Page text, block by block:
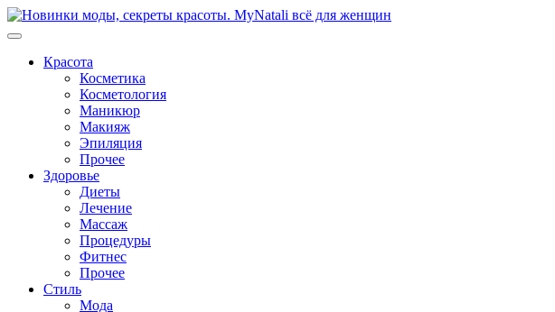
Перейти
к
Красота
Косметика
Косметология
Маникюр
Макияж
Эпиляция
Прочее
Здоровье
Диеты
Лечение
Массаж
Процедуры
Фитнес
Прочее
Стиль
Мода